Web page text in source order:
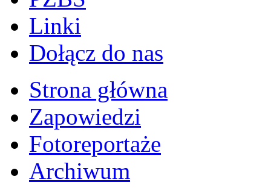
Linki
Dołącz do nas
Strona główna
Zapowiedzi
Fotoreportaże
Archiwum